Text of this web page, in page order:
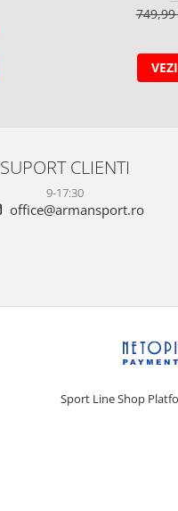
SUPORT CLIENTI
9-17:30
office@armansport.ro
Sport Line Shop